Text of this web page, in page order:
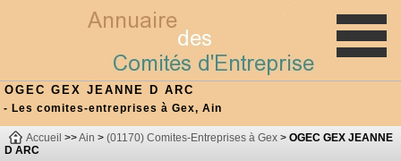
OGEC GEX JEANNE D ARC
- Les comites-entreprises à Gex, Ain
Accueil >>Ain > (01170) Comites-Entreprises à Gex > OGEC GEX JEANNE
D ARC